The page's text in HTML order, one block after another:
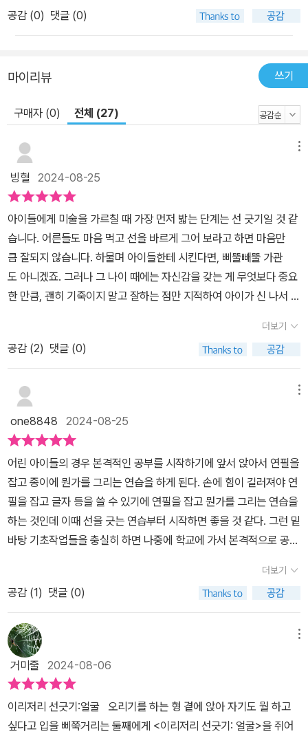
공감 (0) 댓글 (0)
마이리뷰 쓰기
구매자 (0) 전체 (27)
빙혈 2024-08-25
아이들에게 미술을 가르칠 때 가장 먼저 밟는 단계는 선 긋기일 것 같
습니다. 어른들도 마음 먹고 선을 바르게 그어 보라고 하면 마음만
큼 잘되지 않습니다. 하물며 아이들한테 시킨다면, 삐뚤빼뚤 가관
도 아니겠죠. 그러나 그 나이 때에는 자신감을 갖는 게 무엇보다 중요
한 만큼, 괜히 기죽이지 말고 잘하는 점만 지적하여 아이가 신 나서 다
제를 주고, 아이한테 선을 긋게 합니다. 예를 들면 p3에는 여러 모양
을 한 차들이 나오는데, 푸드트럭, 스쿨버스, 택시(노랑색) 등이 그것
입니다. 실제로 이런 차들이 그렇게 운행하는지는 제가 모르겠으
나, 푸드트럭은 이 책 안에서는 마치 산봉우리의 능선처럼 삼각형
다 사선으로 내려오기를 반복합니다. 이런 선 속에는 일종의 규칙
이 보이는데, 아이들은 재빨리 저런 패턴에 익숙해지면서 점선을 따
라 똑같이 선을 그으며 교재의 의도대로 활동하게 됩니다. p7에
는 아이들이 좋아라하는 동물들이 제시됩니다. 맨위는 생쥐 같고, 중
간은 소, 아래는 고양이처럼 보보입니다. 쥐는 마치 수학의 sine 곡선
처럼 구불구불 움직이는가 본데, 점선을 따라가다 보면 치즈 조각
에 닿게 됩니다. 소는 직사각형 여럿을 살짝 오른쪽으로 구부려 늘어
놓은 패턴으로 움직이는데, 끝까지 가면 키가 큰 풀더미가 나옵니
다. p6(왼쪽 페이지)의 세 동물들은 각각 기린, 얼룩말, 치타라고 분
게 직접, 그 동물들이 무엇인지까지를 생각해 보게 하려는 교재의 의
도가 아닐까 생각해 봅니다. 바다에는 딱딱한 껍질을 가진 동물들
이 많이 사는 것 같기도 합니다. p15를 보면 제목이 "딱딱한 껍질
의 바다 생물"입니다. 이 동물들 앞에도 점선이 놓여서 우리 어린 독
자들에게 따라서 그어 보게 하는데, 교재는 이 구불구불한 선들이 실
제로 이 동물들이 움직이는 모습과 비슷하다고 암시하는 듯합니
더보기
공감 (2) 댓글 (0)
one8848 2024-08-25
어린 아이들의 경우 본격적인 공부를 시작하기에 앞서 앉아서 연필을
잡고 종이에 뭔가를 그리는 연습을 하게 된다. 손에 힘이 길러져야 연
필을 잡고 글자 등을 쓸 수 있기에 연필을 잡고 뭔가를 그리는 연습을
하는 것인데 이때 선을 긋는 연습부터 시작하면 좋을 것 같다. 그런 밑
바탕 기초작업들을 충실히 하면 나중에 학교에 가서 본격적으로 공부
를 할 수 있게 되는 것이다. 그런 면에서 학습준비 능력을 길러주는 선
긋기 과정이 어린 아이들에게 유익한 시간이 될 것이라는 생각이 들
었다.​이 책에는 다양한 선긋기가 등장한다. 동물부터 우리 일상생활
에서 볼 수 있는 사물들까지 다양한 대상들이 등장해 선긋기와 이야
기를 만들어내고 있다. 엄마나 아빠가 아이와 함께 이 책을 본다면 선
긋기를 하기에 앞서 어떤 지시문이 있는지 잘 읽어주며 흥미를 유발
할 수 있을 것이다. 페이지에 등장하는 사물이나 동물을 보며 어떤 이
야기를 떠올리며 선긋기를 하면 좋은지 알려주다보면 자연스럽게 상
상력과 창의력도 길러줄 수 있기 때문이다.​단순한 선긋기 과정도 나
더보기
공감 (1) 댓글 (0)
거미줄 2024-08-06
이리저리 선긋기:얼굴 오리기를 하는 형 곁에 앉아 자기도 뭘 하고
싶다고 입을 삐쭉거리는 둘째에게 <이리저리 선긋기: 얼굴>을 쥐어